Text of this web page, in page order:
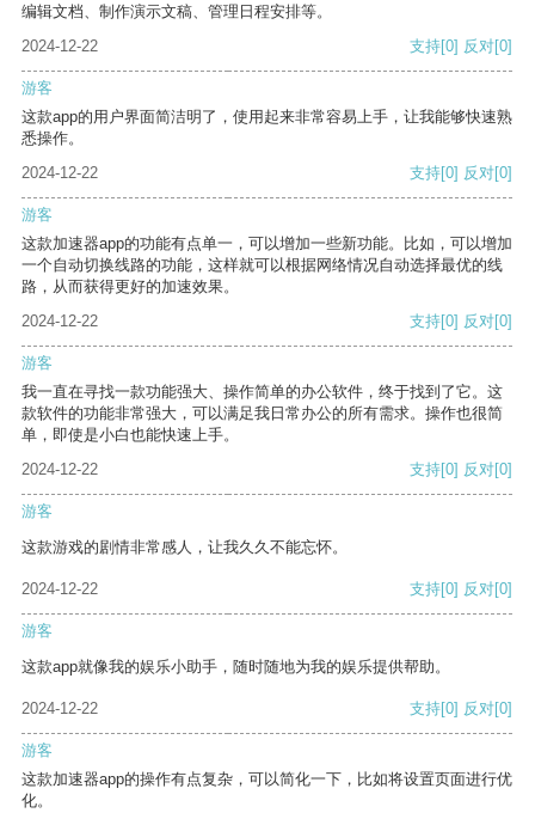
编辑文档、制作演示文稿、管理日程安排等。
2024-12-22
支持[0] 反对[0]
游客
这款app的用户界面简洁明了，使用起来非常容易上手，让我能够快速熟
悉操作。
2024-12-22
支持[0] 反对[0]
游客
这款加速器app的功能有点单一，可以增加一些新功能。比如，可以增加
一个自动切换线路的功能，这样就可以根据网络情况自动选择最优的线
路，从而获得更好的加速效果。
2024-12-22
支持[0] 反对[0]
游客
我一直在寻找一款功能强大、操作简单的办公软件，终于找到了它。这
款软件的功能非常强大，可以满足我日常办公的所有需求。操作也很简
单，即使是小白也能快速上手。
2024-12-22
支持[0] 反对[0]
游客
这款游戏的剧情非常感人，让我久久不能忘怀。
2024-12-22 支持[0] 反对[0]
游客
这款app就像我的娱乐小助手，随时随地为我的娱乐提供帮助。
2024-12-22 支持[0] 反对[0]
游客
这款加速器app的操作有点复杂，可以简化一下，比如将设置页面进行优
化。